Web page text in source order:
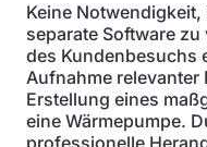
Keine
separate Software
des Kundenbesuchs
Aufnahme
Erstellung eines
eine Wärmepumpe.
professionelle